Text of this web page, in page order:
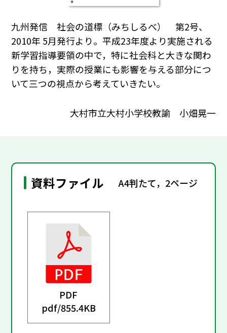
九州発信 社会の道標（みちしるべ） 第2号、
2010年 5月発行より。平成23年度より実施される
新学習指導要領の中で，特に社会科と大きな関わ
りを持ち，実際の授業にも影響を与える部分につ
いて三つの視点から考えていきたい。
大村市立大村小学校教諭 小畑晃一
資料ファイル A4判たて，2ページ
PDF
pdf/855.4KB